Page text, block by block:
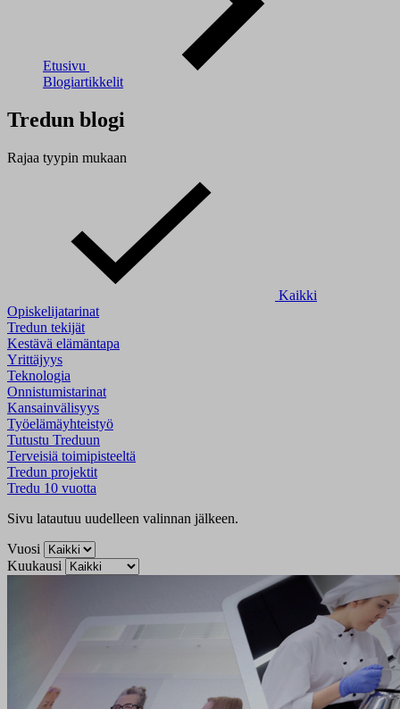
Etusivu
Blogiartikkelit
Tredun blogi
Rajaa tyypin mukaan
Kaikki
Opiskelijatarinat
Tredun tekijät
Kestävä elämäntapa
Yrittäjyys
Teknologia
Onnistumistarinat
Kansainvälisyys
Työelämäyhteistyö
Tutustu Treduun
Terveisiä toimipisteeltä
Tredun projektit
Tredu 10 vuotta
Sivu latautuu uudelleen valinnan jälkeen.
Vuosi
Kuukausi